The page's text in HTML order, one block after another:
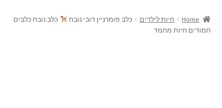
הילד
את
חדרי בריחה
Home חיות לילדים כלב פומרניין דובי נובח
כלב נובח כלבים
חמודים חיות מחמד